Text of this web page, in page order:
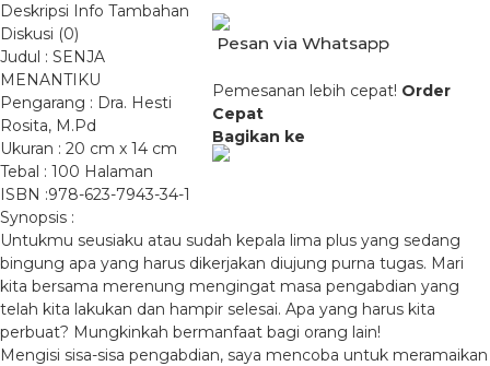
Pesan via Whatsapp
Pemesanan lebih cepat! Order
Cepat
Bagikan ke
Deskripsi Info Tambahan
Diskusi (0)
Judul : SENJA
MENANTIKU
Pengarang : Dra. Hesti
Rosita, M.Pd
Ukuran : 20 cm x 14 cm
Tebal : 100 Halaman
ISBN :978-623-7943-34-1
Synopsis :
Untukmu seusiaku atau sudah kepala lima plus yang sedang
bingung apa yang harus dikerjakan diujung purna tugas. Mari
kita bersama merenung mengingat masa pengabdian yang
telah kita lakukan dan hampir selesai. Apa yang harus kita
perbuat? Mungkinkah bermanfaat bagi orang lain!
Mengisi sisa-sisa pengabdian, saya mencoba untuk meramaikan